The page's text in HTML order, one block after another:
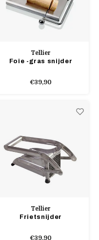
Tellier
Foie -gras snijder
€39,90
Tellier
Frietsnijder
€39,90